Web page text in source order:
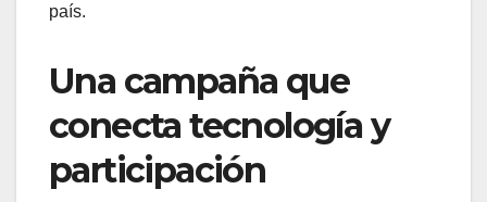
país.
Una campaña que
conecta tecnología y
participación